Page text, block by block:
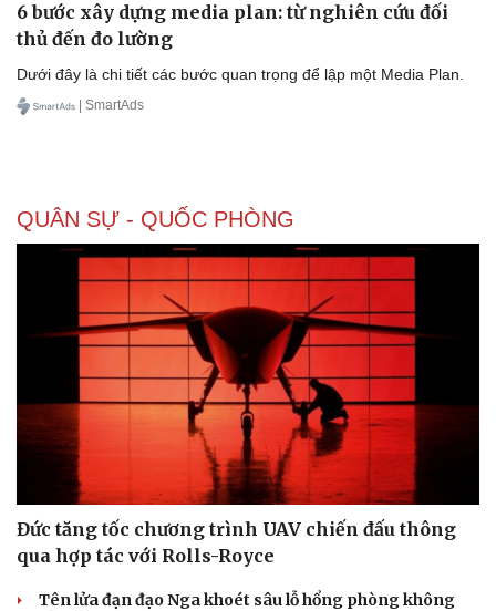
6 bước xây dựng media plan: từ nghiên cứu đối
thủ đến đo lường
Dưới đây là chi tiết các bước quan trọng để lập một Media Plan.
| SmartAds
QUÂN SỰ - QUỐC PHÒNG
Đức tăng tốc chương trình UAV chiến đấu thông
qua hợp tác với Rolls-Royce
Tên lửa đạn đạo Nga khoét sâu lỗ hổng phòng không